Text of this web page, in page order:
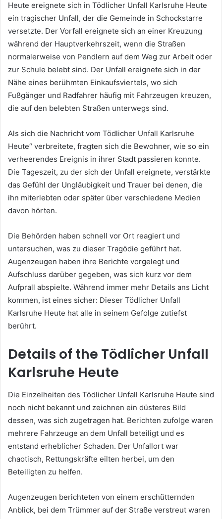
Heute ereignete sich in Tödlicher Unfall Karlsruhe Heute
ein tragischer Unfall, der die Gemeinde in Schockstarre
versetzte. Der Vorfall ereignete sich an einer Kreuzung
während der Hauptverkehrszeit, wenn die Straßen
normalerweise von Pendlern auf dem Weg zur Arbeit oder
zur Schule belebt sind. Der Unfall ereignete sich in der
Nähe eines berühmten Einkaufsviertels, wo sich
Fußgänger und Radfahrer häufig mit Fahrzeugen kreuzen,
die auf den belebten Straßen unterwegs sind.
Als sich die Nachricht vom Tödlicher Unfall Karlsruhe
Heute“ verbreitete, fragten sich die Bewohner, wie so ein
verheerendes Ereignis in ihrer Stadt passieren konnte.
Die Tageszeit, zu der sich der Unfall ereignete, verstärkte
das Gefühl der Ungläubigkeit und Trauer bei denen, die
ihn miterlebten oder später über verschiedene Medien
davon hörten.
Die Behörden haben schnell vor Ort reagiert und
untersuchen, was zu dieser Tragödie geführt hat.
Augenzeugen haben ihre Berichte vorgelegt und
Aufschluss darüber gegeben, was sich kurz vor dem
Aufprall abspielte. Während immer mehr Details ans Licht
kommen, ist eines sicher: Dieser Tödlicher Unfall
Karlsruhe Heute hat alle in seinem Gefolge zutiefst
berührt.
Details of the Tödlicher Unfall
Karlsruhe Heute
Die Einzelheiten des Tödlicher Unfall Karlsruhe Heute sind
noch nicht bekannt und zeichnen ein düsteres Bild
dessen, was sich zugetragen hat. Berichten zufolge waren
mehrere Fahrzeuge an dem Unfall beteiligt und es
entstand erheblicher Schaden. Der Unfallort war
chaotisch, Rettungskräfte eilten herbei, um den
Beteiligten zu helfen.
Augenzeugen berichteten von einem erschütternden
Anblick, bei dem Trümmer auf der Straße verstreut waren